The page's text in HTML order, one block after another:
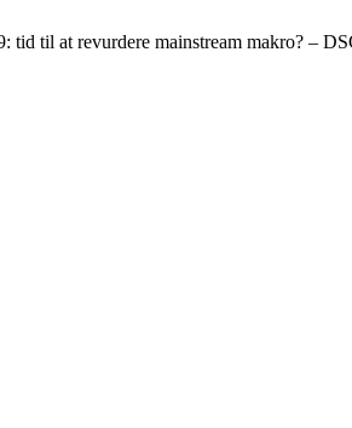
tid til at revurdere mainstream makro? –